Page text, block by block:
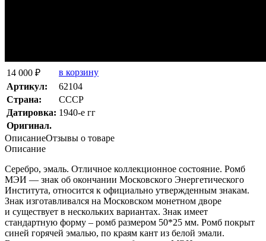
14 000 ₽
в корзину
Артикул:
62104
Страна:
СССР
Датировка: 1940-е гг
Оригинал.
ОписаниеОтзывы о товаре
Описание
Серебро, эмаль. Отличное коллекционное состояние. Ромб
МЭИ — знак об окончании Московского Энергетического
Института, относится к официально утвержденным знакам.
Знак изготавливался на Московском монетном дворе
и существует в нескольких вариантах. Знак имеет
стандартную форму – ромб размером 50*25 мм. Ромб покрыт
синей горячей эмалью, по краям кант из белой эмали.